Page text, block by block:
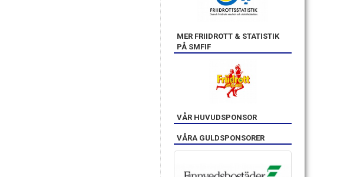
MER FRIIDROTT & STATISTIK
PÅ SMFIF
VÅR HUVUDSPONSOR
VÅRA GULDSPONSORER